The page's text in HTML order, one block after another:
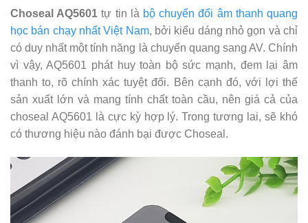
Choseal AQ5601 tự tin là bộ chuyển đổi âm thanh quang
học bán chạy nhất Việt Nam, bởi kiểu dáng nhỏ gọn và chỉ
có duy nhất một tính năng là chuyển quang sang AV. Chính
vì vậy, AQ5601 phát huy toàn bộ sức mạnh, đem lại âm
thanh to, rõ chính xác tuyệt đối. Bên cạnh đó, với lợi thế
sản xuất lớn và mang tính chất toàn cầu, nên giá cả của
choseal AQ5601 là cực kỳ hợp lý. Trong tương lai, sẽ khó
có thương hiệu nào đánh bại được Choseal.